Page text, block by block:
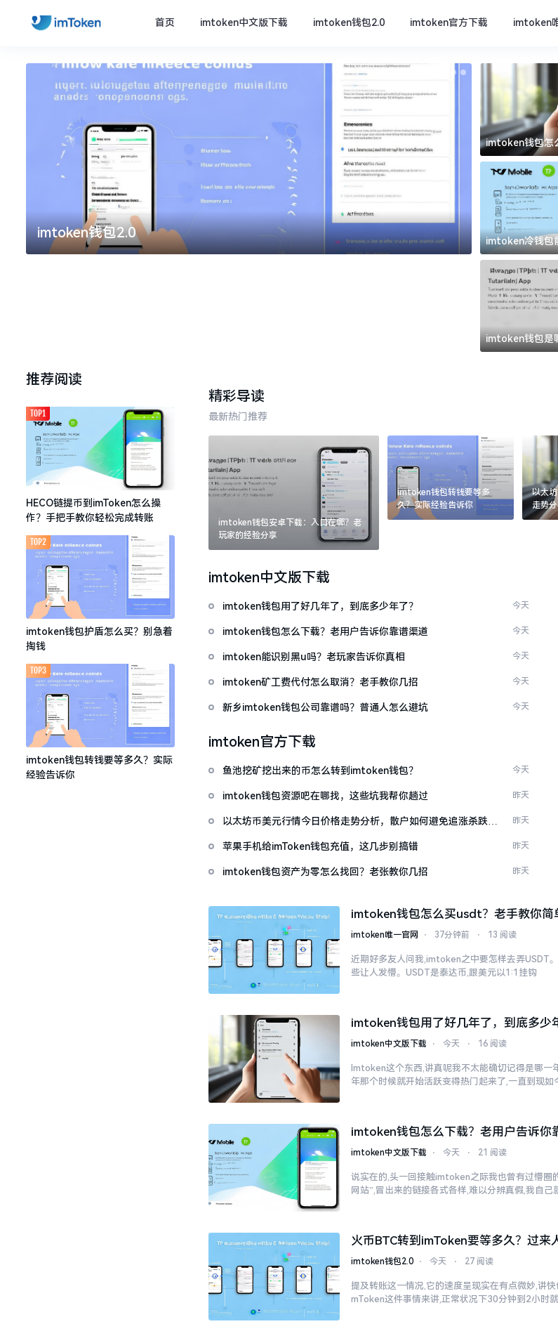
首页 imtoken中文版下载 imtoken钱包2.0 imtoken官方下载 imtoken
imtoken官方下载 imtoken
imtoken钱包怎
坑
imtoken冷钱包
道
imtoken钱包是
推荐阅读
HECO链提币到imToken怎么操
作？手把手教你轻松完成转账
TOP1
imtoken钱包护盾怎么买？别急着
掏钱
TOP2
imtoken钱包转钱要等多久？实际
经验告诉你
TOP3
精彩导读
最新热门推荐
imtoken钱包安卓下载：入口在哪？老
玩家的经验分享
imtoken钱包转钱要等多
久？实际经验告诉你
以太
走势
涨杀
imtoken中文版下载
imtoken钱包用了好几年了，到底多少年了？ 今天
imtoken钱包怎么下载？老用户告诉你靠谱渠道 今天
imtoken能识别黑u吗？老玩家告诉你真相 今天
imtoken矿工费代付怎么取消？老手教你几招 今天
新乡imtoken钱包公司靠谱吗？普通人怎么避坑 今天
imtoken官方下载
鱼池挖矿挖出来的币怎么转到imtoken钱包？ 今天
imtoken钱包资源吧在哪找，这些坑我帮你趟过 昨天
以太坊币美元行情今日价格走势分析，散户如何避免追涨杀跌被
昨天
苹果手机给imToken钱包充值，这几步别搞错 昨天
imtoken钱包资产为零怎么找回？老张教你几招 昨天
imtoken钱包怎么买usdt？老手教你简
imtoken唯一官网 ⋅ 37分钟前 ⋅ 13 阅读
近期好多友人问我,imtoken之中要怎样去弄USDT
些让人发懵。USDT是泰达币,跟美元以1:1挂钩
imtoken钱包用了好几年了，到底多少
imtoken中文版下载 ⋅ 今天 ⋅ 16 阅读
Imtoken这个东西,讲真呢我不太能确切记得是哪
年那个时候就开始活跃变得热门起来了,一直到现如
imtoken钱包怎么下载？老用户告诉你
imtoken中文版下载 ⋅ 今天 ⋅ 21 阅读
说实在的,头一回接触imtoken之际我也曾有过懵
网站”,冒出来的链接各式各样,难以分辨真假,我自己
火币BTC转到imToken要等多久？过来
imtoken钱包2.0 ⋅ 今天 ⋅ 27 阅读
提及转账这一情况,它的速度呈现实在有点微妙,讲
mToken这件事情来讲,正常状况下30分钟到2小时